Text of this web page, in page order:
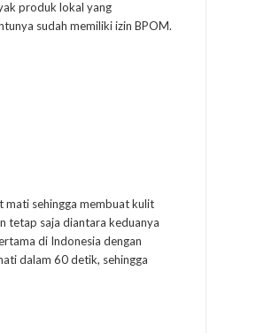
produk lokal yang
sudah memiliki izin BPOM.
mati sehingga membuat kulit
tetap saja diantara keduanya
di Indonesia dengan
dalam 60 detik, sehingga